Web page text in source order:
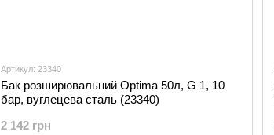
Артикул: 23340
Бак розширювальний Optima 50л, G 1, 10
бар, вуглецева сталь (23340)
2 142 грн